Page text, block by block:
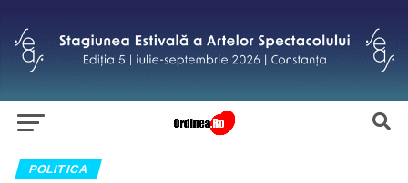
POLITICA